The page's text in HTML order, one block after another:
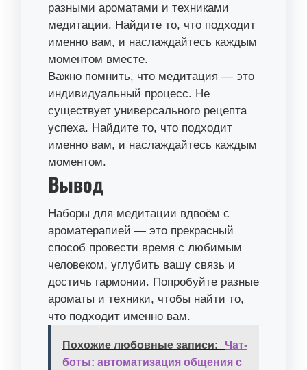
разными ароматами и техниками
медитации. Найдите то, что подходит
именно вам, и наслаждайтесь каждым
моментом вместе.
Важно помнить, что медитация — это
индивидуальный процесс. Не
существует универсального рецепта
успеха. Найдите то, что подходит
именно вам, и наслаждайтесь каждым
моментом.
Вывод
Наборы для медитации вдвоём с
ароматерапией — это прекрасный
способ провести время с любимым
человеком, углубить вашу связь и
достичь гармонии. Попробуйте разные
ароматы и техники, чтобы найти то,
что подходит именно вам.
Похожие любовные записи:
Чат-
боты: автоматизация общения с